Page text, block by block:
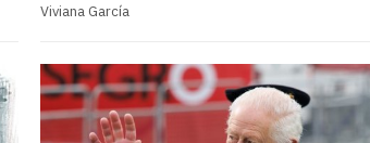
Viviana García